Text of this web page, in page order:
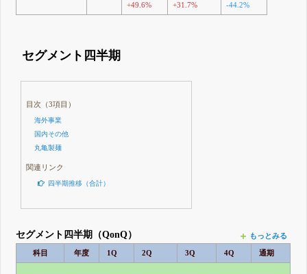
+49.6% +31.7% -44.2%
セグメント四半期
目次（3項目）
海外事業
国内その他
丸亀製麺
関連リンク
四半期推移（合計）
セグメント四半期（QonQ） もっとみる
科目 年度 1Q 2Q 3Q 4Q 通期